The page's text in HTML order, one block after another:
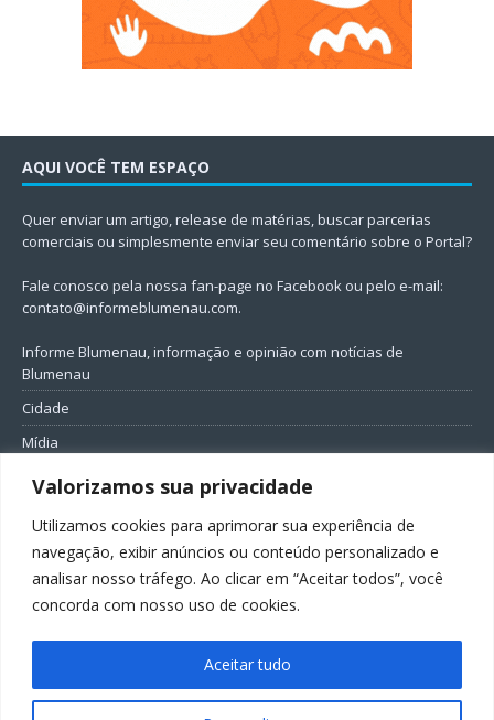
Valorizamos sua privacidade
Utilizamos cookies para aprimorar sua experiência de
navegação, exibir anúncios ou conteúdo personalizado e
analisar nosso tráfego. Ao clicar em “Aceitar todos”, você
concorda com nosso uso de cookies.
Aceitar tudo
AQUI VOCÊ TEM ESPAÇO
Quer enviar um artigo, release de matérias, buscar parcerias
comerciais ou simplesmente enviar seu comentário sobre o Portal?
Fale conosco pela nossa fan-page no Facebook ou pelo e-mail:
contato@informeblumenau.com.
Informe Blumenau, informação e opinião com notícias de
Blumenau
Cidade
Mídia
Entretenimento
Política